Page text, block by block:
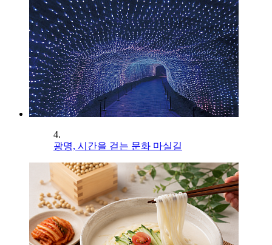
4.
광명, 시간을 걷는 문화 마실길